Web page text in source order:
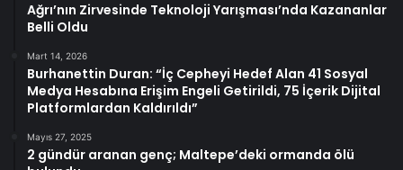
Ağrı’nın Zirvesinde Teknoloji Yarışması’nda Kazananlar
Belli Oldu
Mart 14, 2026
Burhanettin Duran: “İç Cepheyi Hedef Alan 41 Sosyal
Medya Hesabına Erişim Engeli Getirildi, 75 İçerik Dijital
Platformlardan Kaldırıldı”
Mayıs 27, 2025
2 gündür aranan genç; Maltepe’deki ormanda ölü